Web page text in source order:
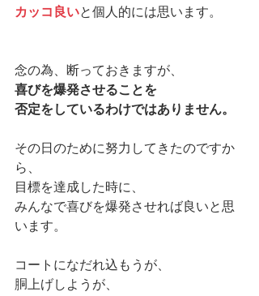
カッコ良いと個人的には思います。
念の為、断っておきますが、
喜びを爆発させることを
否定をしているわけではありません。
その日のために努力してきたのですか
ら、
目標を達成した時に、
みんなで喜びを爆発させれば良いと思
います。
コートになだれ込もうが、
胴上げしようが、